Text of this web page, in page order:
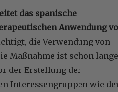
das spanische
Anwendung
die Verwendung von
Maßnahme ist schon lange
der Erstellung der
Interessengruppen wie